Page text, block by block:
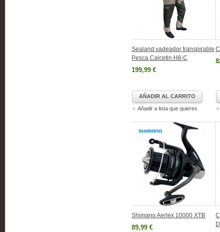
Sealand vadeador transpirable
Pesca Calcetin H8-C
199,99 €
AÑADIR AL CARRITO
Añadir a lista que quieres.
Shimano Aerlex 10000 XTB
89,99 €